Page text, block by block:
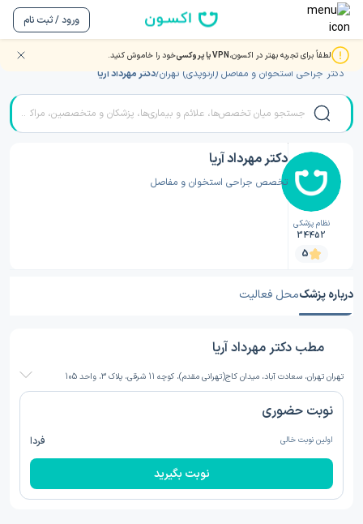
ورود / ثبت نام
لطفاً برای تجربه بهتر در اکسون،VPN یا پروکسی خود را خاموش کنید. صفحه اصلی/دکتر جراحی استخوان و مفاصل (ارتوپدی)/
دکتر جراحی استخوان و مفاصل (ارتوپدی) تهران/دکتر مهرداد آریا
نظام پزشکی
34452
5
دکتر مهرداد آریا
تخصص جراحی استخوان و مفاصل
درباره پزشکمحل فعالیت
مطب دکتر مهرداد آریا
تهران تهران، سعادت آباد، میدان کاج(تهرانی مقدم)، کوچه 11 شرقی، پلاک 3، واحد 105
نوبت حضوری
اولین نوبت خالی فردا
نوبت بگیرید